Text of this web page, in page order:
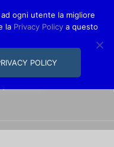
089 230611
ogni utente la migliore
la Privacy Policy a questo
POLICY